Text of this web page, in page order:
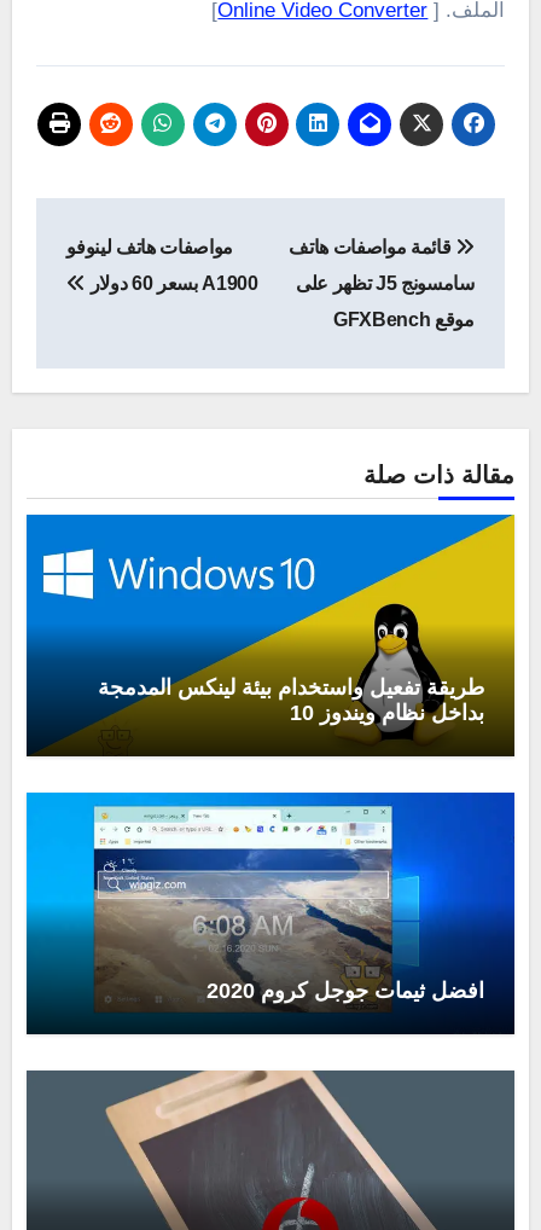
الملف. [ Online Video Converter
]
المقالات
قائمة مواصفات هاتف
سامسونج J5 تظهر على
موقع GFXBench
مواصفات هاتف لينوفو
A1900 بسعر 60 دولار
مقالة ذات صلة
طريقة تفعيل واستخدام بيئة لينكس المدمجة
بداخل نظام ويندوز 10
افضل ثيمات جوجل كروم 2020